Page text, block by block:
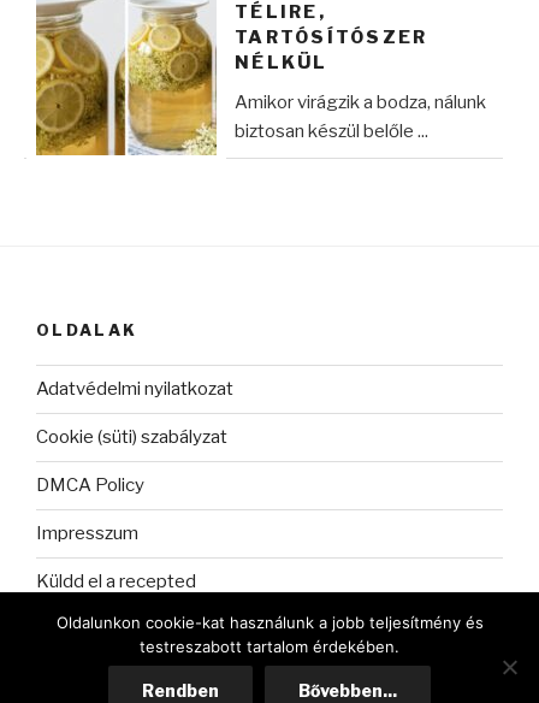
TÉLIRE,
TARTÓSÍTÓSZER
NÉLKÜL
Amikor virágzik a bodza, nálunk
biztosan készül belőle ...
OLDALAK
Adatvédelmi nyilatkozat
Cookie (süti) szabályzat
DMCA Policy
Impresszum
Küldd el a recepted
Oldalunkon cookie-kat használunk a jobb teljesítmény és
testreszabott tartalom érdekében.
Rendben Bővebben...